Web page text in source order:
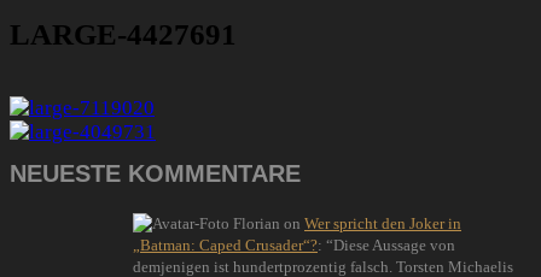
LARGE-4427691
NEUESTE KOMMENTARE
Florian on Wer spricht den Joker in
„Batman: Caped Crusader“?: “Diese Aussage von
demjenigen ist hundertprozentig falsch. Torsten Michaelis